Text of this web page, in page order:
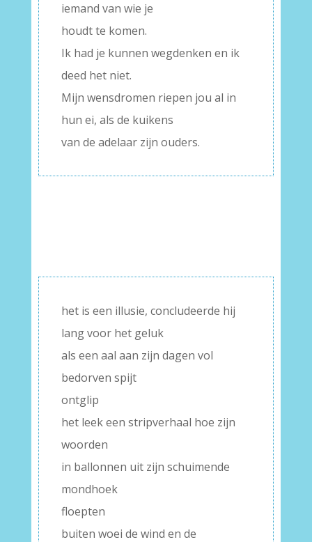
iemand van wie je
houdt te komen.
Ik had je kunnen wegdenken en ik
deed het niet.
Mijn wensdromen riepen jou al in
hun ei, als de kuikens
van de adelaar zijn ouders.
het is een illusie, concludeerde hij
lang voor het geluk
als een aal aan zijn dagen vol
bedorven spijt
ontglip
het leek een stripverhaal hoe zijn
woorden
in ballonnen uit zijn schuimende
mondhoek
floepten
buiten woei de wind en de